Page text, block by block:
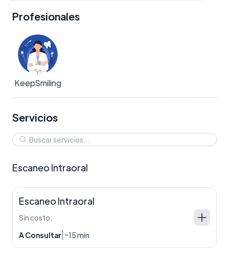
Profesionales
KeepSmiling
Servicios
Escaneo Intraoral
Escaneo Intraoral
Sin costo.
A Consultar ~15 min